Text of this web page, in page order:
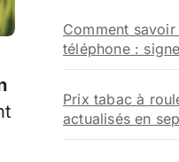
Comment
téléphone :
Prix tabac à
actualisés en